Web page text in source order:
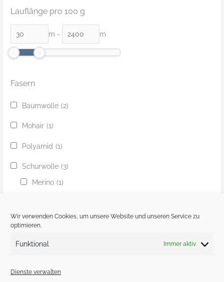
Wir verwenden Cookies, um unsere Website und unseren Service zu
optimieren.
Funktional Immer aktiv
Dienste verwalten
Lauflänge pro 100 g
m - m
Fasern
Baumwolle (2)
Mohair (1)
Polyamid (1)
Schurwolle (3)
Merino (1)
Viskose
Yak (1)